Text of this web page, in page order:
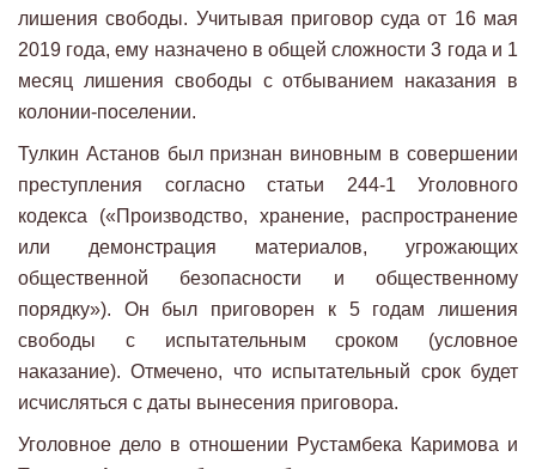
лишения свободы. Учитывая приговор суда от 16 мая
2019 года, ему назначено в общей сложности 3 года и 1
месяц лишения свободы с отбыванием наказания в
колонии-поселении.
Тулкин Астанов был признан виновным в совершении
преступления согласно статьи 244-1 Уголовного
кодекса («Производство, хранение, распространение
или демонстрация материалов, угрожающих
общественной безопасности и общественному
порядку»). Он был приговорен к 5 годам лишения
свободы с испытательным сроком (условное
наказание). Отмечено, что испытательный срок будет
исчисляться с даты вынесения приговора.
Уголовное дело в отношении Рустамбека Каримова и